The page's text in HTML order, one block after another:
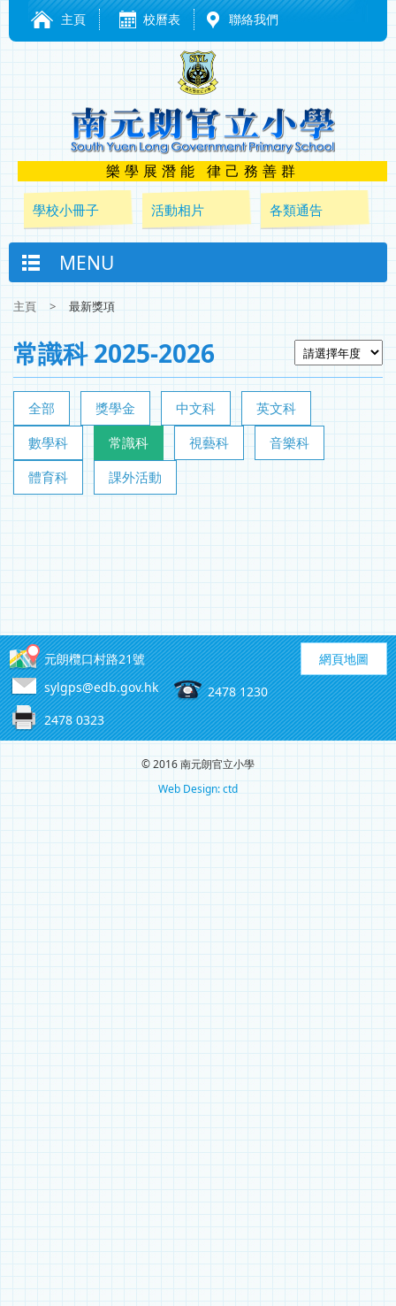
主頁 校曆表 聯絡我們
樂學展潛能 律己務善群
學校小冊子 活動相片 各類通告
MENU
主頁 > 最新獎項
常識科 2025-2026
全部 獎學金 中文科
英文科
數學科
常識科 視藝科
音樂科
體育科
課外活動
網頁地圖
元朗欖口村路21號
sylgps@edb.gov.hk
2478 1230
2478 0323
© 2016 南元朗官立小學
Web Design: ctd